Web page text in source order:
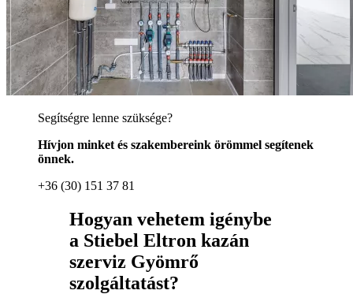
Segítségre lenne szüksége?
Hívjon minket és szakembereink örömmel segítenek
önnek.
+36 (30) 151 37 81
Hogyan vehetem igénybe
a Stiebel Eltron kazán
szerviz Gyömrő
szolgáltatást?